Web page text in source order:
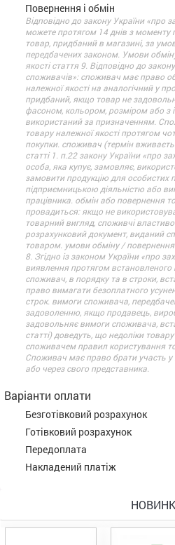
Повернення і обмін
Відповідно до закону України «про
можете протягом 14 днів з моменту
товар, придбаний в магазині, за
передбачених законом. Умови
якості стаття 9. Відповідно до
споживачів»: споживач має право
належної якості на аналогічний у
придбаний, якщо товар не
фасоном, кольором, розміром або
використаний за призначенням.
товару належної якості протягом
покупки. споживач (термін
статті 1. п.22 закону України «про
особа, яка купує, замовляє,
замовити продукцію для особистих
підприємницькою діяльністю або
працівника. обмін або повернення
провадиться: якщо не
товарний вигляд, споживчі
розрахунковий документ, виданий
товаром. умови обміну / повернення
8. Згідно із законом України «про
виявлення протягом встановленого
споживач, в порядку та в строки,
право вимагати безоплатного
строк. вимоги споживача,
задоволенню, якщо продавець,
задовольняє вимоги споживача,
статті) доведуть, що недоліки
споживачем правил користування
Споживач має право брати участь у
або через свого представника.
Варіанти оплати
Безготівковий розрахунок
Готівковий розрахунок
Передоплата
Накладений платіж